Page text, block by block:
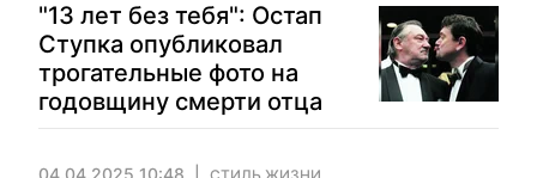
"13 лет без тебя": Остап
Ступка опубликовал
трогательные фото на
годовщину смерти отца
04.04.2025 10:48